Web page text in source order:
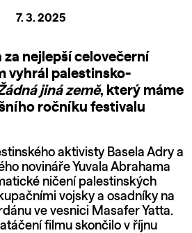
7. 3. 2025
za nejlepší celovečerní
vyhrál palestinsko-
jiná země, který máme
ročníku festivalu
aktivisty Basela Adry a
novináře Yuvala Abrahama
ničení palestinských
vojsky a osadníky na
ve vesnici Masafer Yatta.
filmu skončilo v říjnu